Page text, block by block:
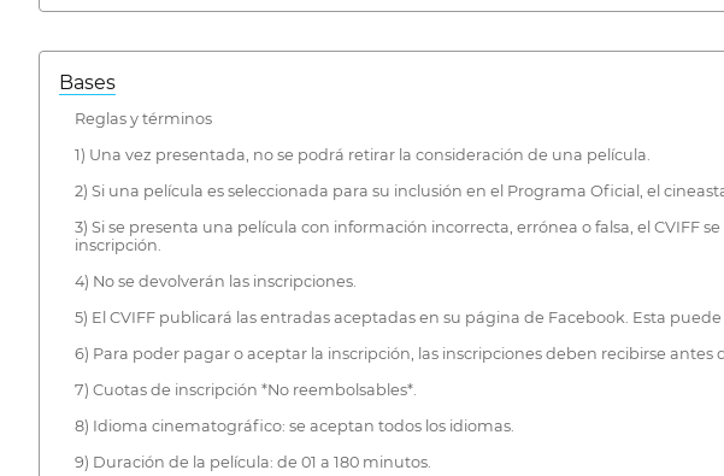
Bases
Reglas y términos
1) Una vez presentada, no se podrá retirar la consideración de una película.
2) Si una película es seleccionada para su inclusión en el Programa Oficial, el
3) Si se presenta una película con información incorrecta, errónea o falsa, el CVIFF
inscripción.
4) No se devolverán las inscripciones.
5) El CVIFF publicará las entradas aceptadas en su página de Facebook. Esta
6) Para poder pagar o aceptar la inscripción, las inscripciones deben recibirse antes
7) Cuotas de inscripción *No reembolsables*.
8) Idioma cinematográfico: se aceptan todos los idiomas.
9) Duración de la película: de 01 a 180 minutos.